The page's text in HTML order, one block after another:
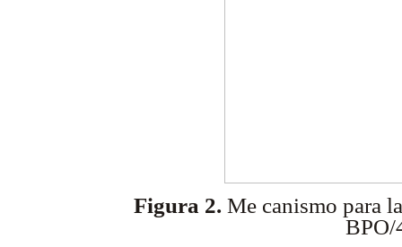
Figura 2. Me canismo para
BPO/